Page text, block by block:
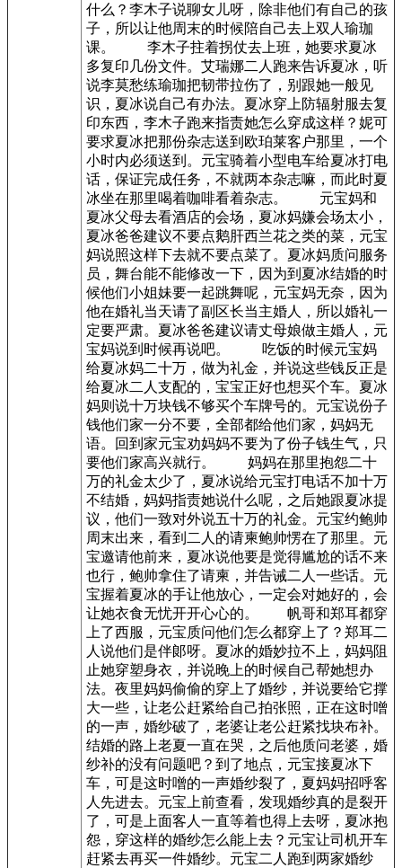
什么？李木子说聊女儿呀，除非他们有自己的孩
子，所以让他周末的时候陪自己去上双人瑜珈
课。 李木子拄着拐仗去上班，她要求夏冰
多复印几份文件。艾瑞娜二人跑来告诉夏冰，听
说李莫愁练瑜珈把韧带拉伤了，别跟她一般见
识，夏冰说自己有办法。夏冰穿上防辐射服去复
印东西，李木子跑来指责她怎么穿成这样？妮可
要求夏冰把那份杂志送到欧珀莱客户那里，一个
小时内必须送到。元宝骑着小型电车给夏冰打电
话，保证完成任务，不就两本杂志嘛，而此时夏
冰坐在那里喝着咖啡看着杂志。 元宝妈和
夏冰父母去看酒店的会场，夏冰妈嫌会场太小，
夏冰爸爸建议不要点鹅肝西兰花之类的菜，元宝
妈说照这样下去就不要点菜了。夏冰妈质问服务
员，舞台能不能修改一下，因为到夏冰结婚的时
候他们小姐妹要一起跳舞呢，元宝妈无奈，因为
他在婚礼当天请了副区长当主婚人，所以婚礼一
定要严肃。夏冰爸爸建议请丈母娘做主婚人，元
宝妈说到时候再说吧。 吃饭的时候元宝妈
给夏冰妈二十万，做为礼金，并说这些钱反正是
给夏冰二人支配的，宝宝正好也想买个车。夏冰
妈则说十万块钱不够买个车牌号的。元宝说份子
钱他们家一分不要，全部都给他们家，妈妈无
语。回到家元宝劝妈妈不要为了份子钱生气，只
要他们家高兴就行。 妈妈在那里抱怨二十
万的礼金太少了，夏冰说给元宝打电话不加十万
不结婚，妈妈指责她说什么呢，之后她跟夏冰提
议，他们一致对外说五十万的礼金。元宝约鲍帅
周末出来，看到二人的请柬鲍帅愣在了那里。元
宝邀请他前来，夏冰说他要是觉得尴尬的话不来
也行，鲍帅拿住了请柬，并告诫二人一些话。元
宝握着夏冰的手让他放心，一定会对她好的，会
让她衣食无忧开开心心的。 帆哥和郑耳都穿
上了西服，元宝质问他们怎么都穿上了？郑耳二
人说他们是伴郞呀。夏冰的婚妙拉不上，妈妈阻
止她穿塑身衣，并说晚上的时候自己帮她想办
法。夜里妈妈偷偷的穿上了婚纱，并说要给它撑
大一些，让老公赶紧给自己拍张照，正在这时噌
的一声，婚纱破了，老婆让老公赶紧找块布补。
结婚的路上老夏一直在哭，之后他质问老婆，婚
纱补的没有问题吧？到了地点，元宝接夏冰下
车，可是这时噌的一声婚纱裂了，夏妈妈招呼客
人先进去。元宝上前查看，发现婚纱真的是裂开
了，可是上面客人一直等着也得上去呀，夏冰抱
怨，穿这样的婚纱怎么能上去？元宝让司机开车
赶紧去再买一件婚纱。元宝二人跑到两家婚纱